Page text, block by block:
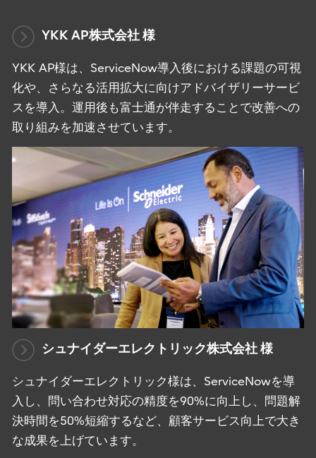
YKK AP株式会社 様
YKK AP様は、ServiceNow導入後における課題の可視
化や、さらなる活用拡大に向けアドバイザリーサービ
スを導入。運用後も富士通が伴走することで改善への
取り組みを加速させています。
シュナイダーエレクトリック株式会社 様
シュナイダーエレクトリック様は、ServiceNowを導
入し、問い合わせ対応の精度を90%に向上し、問題解
決時間を50%短縮するなど、顧客サービス向上で大き
な成果を上げています。